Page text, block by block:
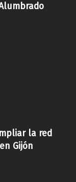
la red
Gijón